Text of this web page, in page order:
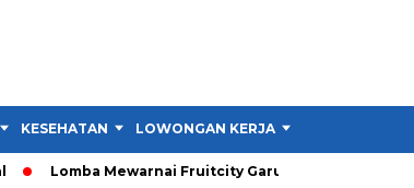
KESEHATAN LOWONGAN KERJA
Lomba Mewarnai Fruitcity Garut Dibuka, Anak Dapat